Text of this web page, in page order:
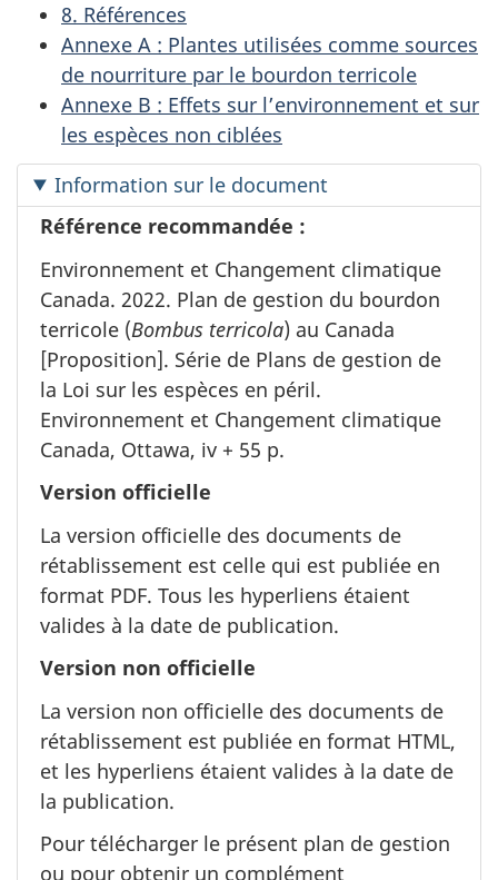
8. Références
Annexe A : Plantes utilisées comme sources
de nourriture par le bourdon terricole
Annexe B : Effets sur l’environnement et sur
les espèces non ciblées
Information sur le document
Référence recommandée :
Environnement et Changement climatique
Canada. 2022. Plan de gestion du bourdon
terricole (Bombus terricola) au Canada
[Proposition]. Série de Plans de gestion de
la Loi sur les espèces en péril.
Environnement et Changement climatique
Canada, Ottawa, iv + 55 p.
Version officielle
La version officielle des documents de
rétablissement est celle qui est publiée en
format PDF. Tous les hyperliens étaient
valides à la date de publication.
Version non officielle
La version non officielle des documents de
rétablissement est publiée en format HTML,
et les hyperliens étaient valides à la date de
la publication.
Pour télécharger le présent plan de gestion
ou pour obtenir un complément